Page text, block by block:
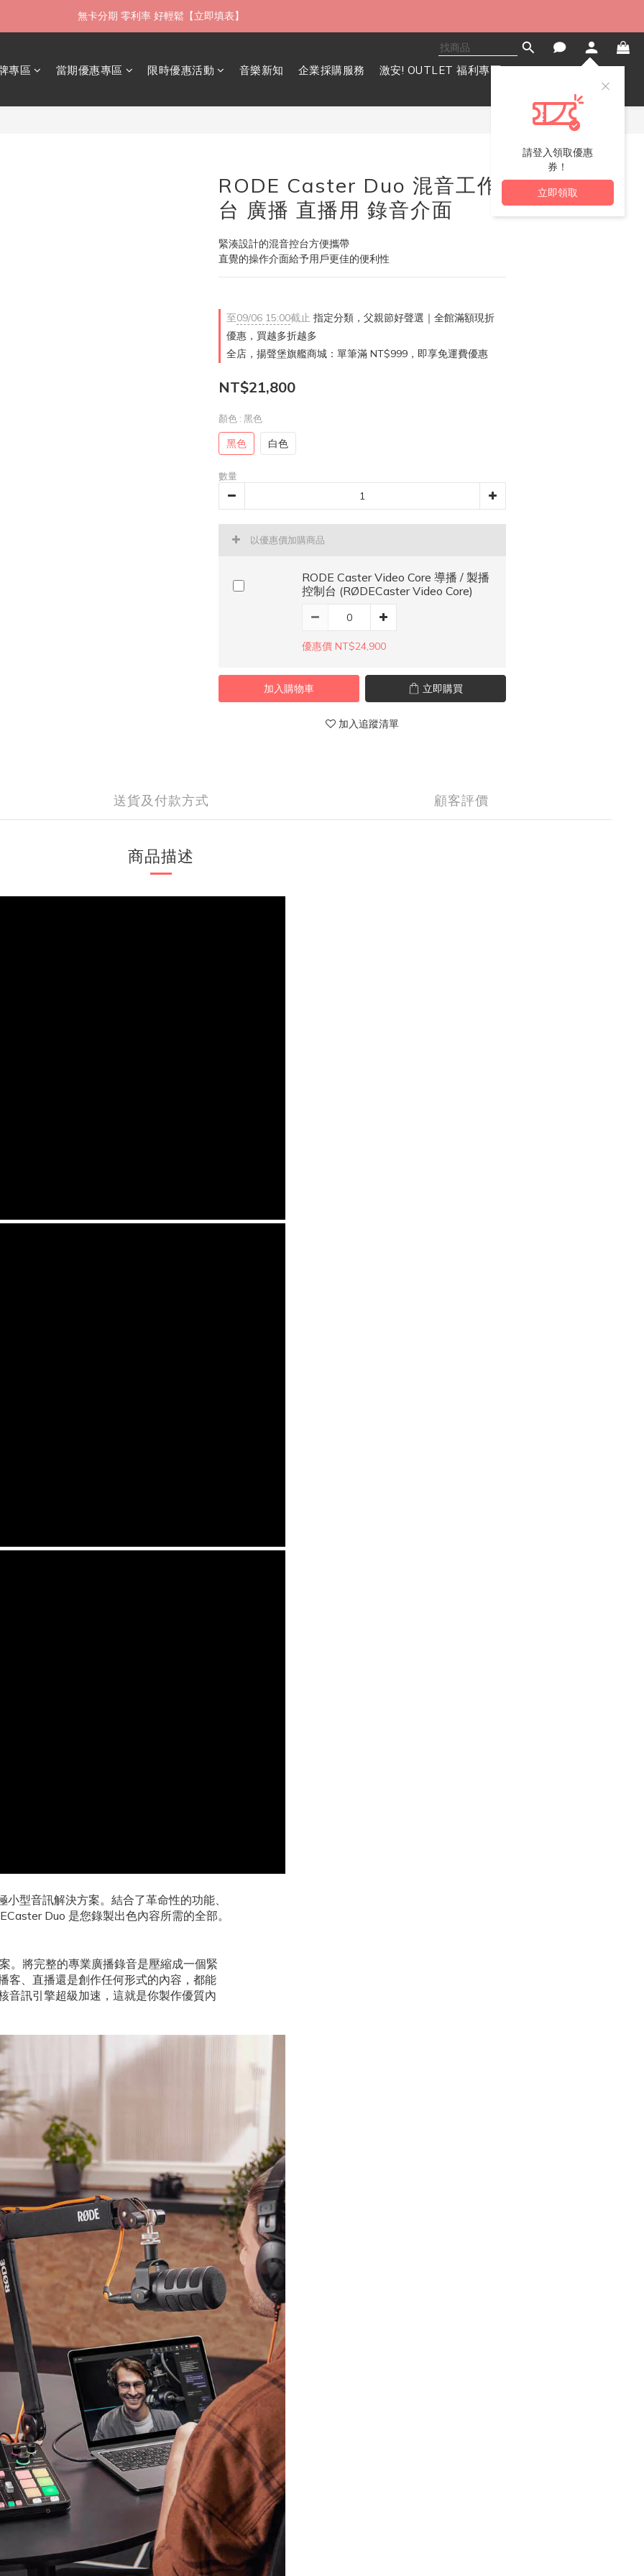
如需當日配送貨海外寄送，歡迎直接與我們聯繫
限時 ▸ 優惠券領券中心【點擊領現折】
請登入領取優惠
券！
立即領取
專區 當期優惠專區 限時優惠活動 音樂新知 企業採購服務 激安! OUTLET 福利專區
RODE Caster Duo 混音工作
台 廣播 直播用 錄音介面
緊湊設計的混音控台方便攜帶
直覺的操作介面給予用戶更佳的便利性
至09/06 15:00截止 指定分類，父親節好聲選｜全館滿額現折
優惠，買越多折越多
全店，揚聲堡旗艦商城：單筆滿 NT$999，即享免運費優惠
NT$21,800
顏色 : 黑色
黑色 白色
數量
以優惠價加購商品
RODE Caster Video Core 導播 / 製播
控制台 (RØDECaster Video Core)
優惠價 NT$24,900
加入購物車 立即購買
加入追蹤清單
送貨及付款方式 顧客評價
商品描述
型音訊解決方案。結合了革命性的功能、
Duo 是您錄製出色內容所需的全部。
。將完整的專業廣播錄音是壓縮成一個緊
客、直播還是創作任何形式的內容，都能
音訊引擎超級加速，這就是你製作優質內